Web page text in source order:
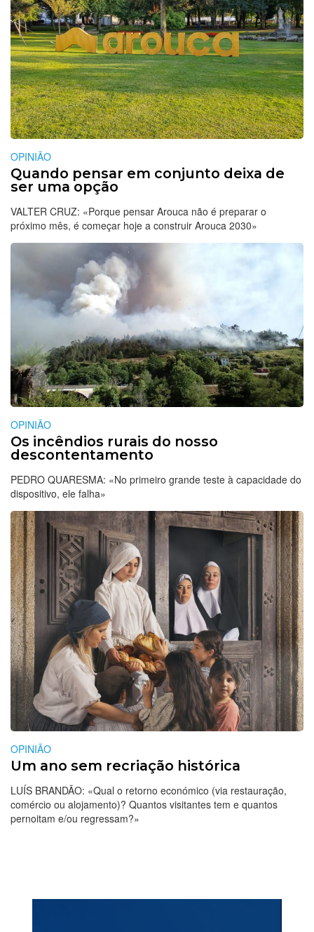
OPINIÃO
Quando pensar em conjunto deixa de
ser uma opção
VALTER CRUZ: «Porque pensar Arouca não é preparar o
próximo mês, é começar hoje a construir Arouca 2030»
OPINIÃO
Os incêndios rurais do nosso
descontentamento
PEDRO QUARESMA: «No primeiro grande teste à capacidade do
dispositivo, ele falha»
OPINIÃO
Um ano sem recriação histórica
LUÍS BRANDÃO: «Qual o retorno económico (via restauração,
comércio ou alojamento)? Quantos visitantes tem e quantos
pernoitam e/ou regressam?»